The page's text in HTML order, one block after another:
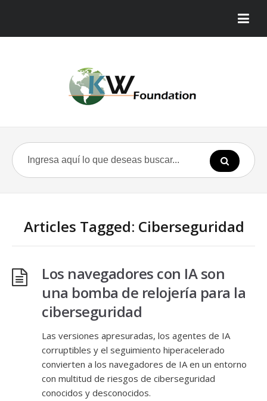
Articles Tagged: Ciberseguridad
Los navegadores con IA son
una bomba de relojería para la
ciberseguridad
Las versiones apresuradas, los agentes de IA
corruptibles y el seguimiento hiperacelerado
convierten a los navegadores de IA en un entorno
con multitud de riesgos de ciberseguridad
conocidos y desconocidos.